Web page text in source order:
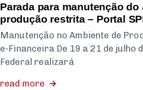
Parada para manutenção do
produção restrita – Portal
Manutenção no Ambiente de
e-Financeira De 19 a 21 de julho
Federal realizará
read more